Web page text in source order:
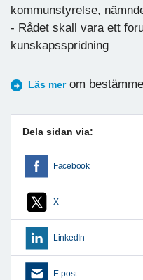
kommunstyrelse,
- Rådet skall vara ett
kunskapsspridning
Läs merom
Dela sidan via:
Facebook
X
LinkedIn
E-post